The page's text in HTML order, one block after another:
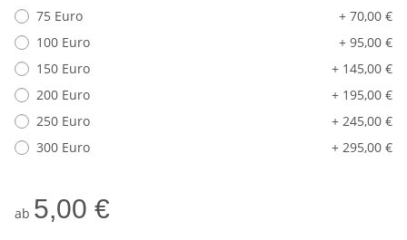
75 Euro
+ 70,00 €
100 Euro
+ 95,00 €
150 Euro
+ 145,00 €
200 Euro
+ 195,00 €
250 Euro
+ 245,00 €
300 Euro
+ 295,00 €
ab 5,00 €